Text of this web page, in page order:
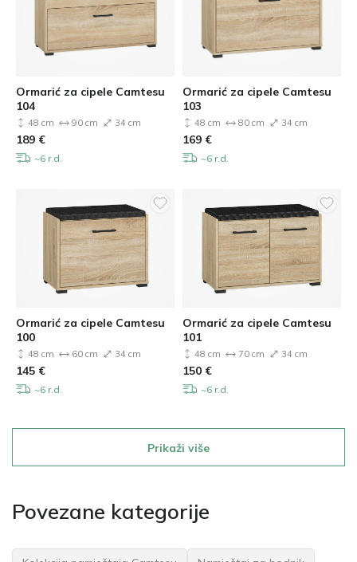
Ormarić za cipele Camtesu
104
48 cm 90 cm 34 cm
189 €
~6 r.d.
Ormarić za cipele Camtesu
103
48 cm 80 cm 34 cm
169 €
~6 r.d.
Ormarić za cipele Camtesu
100
48 cm 60 cm 34 cm
145 €
~6 r.d.
Ormarić za cipele Camtesu
101
48 cm 70 cm 34 cm
150 €
~6 r.d.
Prikaži više
Povezane kategorije